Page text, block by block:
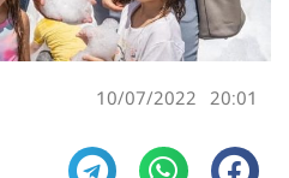
20:01
10/07/2022